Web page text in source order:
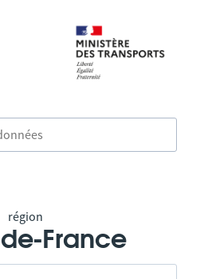
région
France